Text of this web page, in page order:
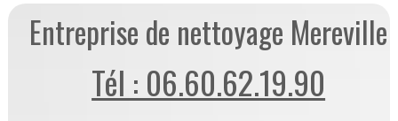
Entreprise de nettoyage Mereville
Tél : 06.60.62.19.90